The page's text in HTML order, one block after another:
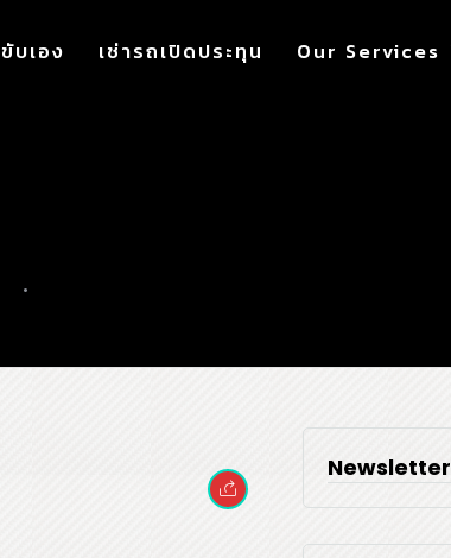
บเอง เช่ารถเปิดประทุน Our Services
•
Newsletter